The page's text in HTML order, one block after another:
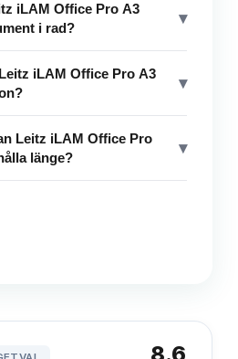
iLAM Office Pro A3
i rad?
▾
iLAM Office Pro A3
▾
Leitz iLAM Office Pro
länge?
▾